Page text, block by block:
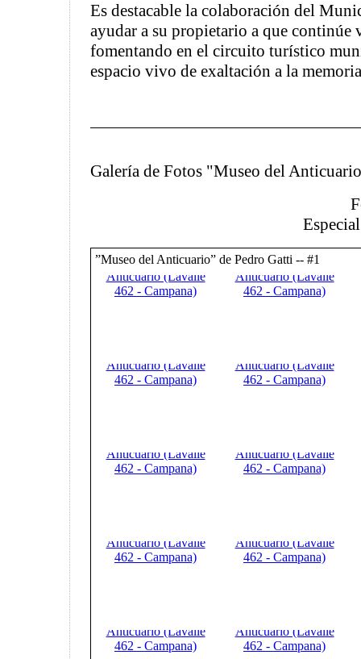
Es destacable la colaboración del
ayudar a su propietario a que continúe
fomentando en el circuito turístico
espacio vivo de exaltación a la
Galería de Fotos "Museo del
”Museo del Anticuario” de Pedro Gatti -- #1